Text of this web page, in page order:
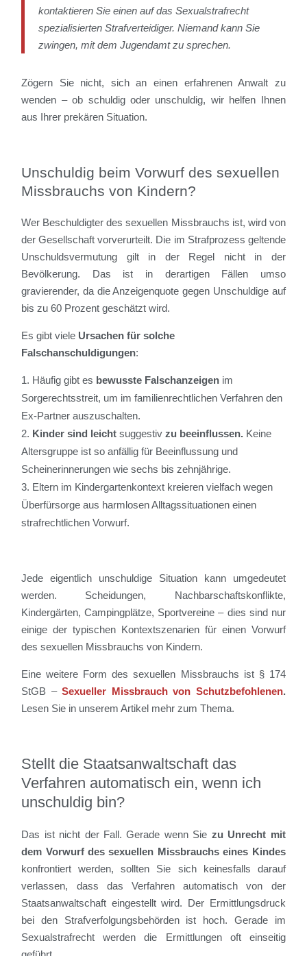
kontaktieren Sie einen auf das Sexualstrafrecht
spezialisierten Strafverteidiger. Niemand kann Sie
zwingen, mit dem Jugendamt zu sprechen.
Zögern Sie nicht, sich an einen erfahrenen Anwalt zu
wenden – ob schuldig oder unschuldig, wir helfen Ihnen
aus Ihrer prekären Situation.
Unschuldig beim Vorwurf des sexuellen
Missbrauchs von Kindern?
Wer Beschuldigter des sexuellen Missbrauchs ist, wird von
der Gesellschaft vorverurteilt. Die im Strafprozess geltende
Unschuldsvermutung gilt in der Regel nicht in der
Bevölkerung. Das ist in derartigen Fällen umso
gravierender, da die Anzeigenquote gegen Unschuldige auf
bis zu 60 Prozent geschätzt wird.
Es gibt viele Ursachen für solche
Falschanschuldigungen:
Häufig gibt es bewusste Falschanzeigen im
Sorgerechtsstreit, um im familienrechtlichen Verfahren den
Ex-Partner auszuschalten.
Kinder sind leicht suggestivzu beeinflussen. Keine
Altersgruppe ist so anfällig für Beeinflussung und
Scheinerinnerungen wie sechs bis zehnjährige.
Eltern im Kindergartenkontext kreieren vielfach wegen
Überfürsorge aus harmlosen Alltagssituationen einen
strafrechtlichen Vorwurf.
Jede eigentlich unschuldige Situation kann umgedeutet
werden. Scheidungen, Nachbarschaftskonflikte,
Kindergärten, Campingplätze, Sportvereine – dies sind nur
einige der typischen Kontextszenarien für einen Vorwurf
des sexuellen Missbrauchs von Kindern.
Eine weitere Form des sexuellen Missbrauchs ist § 174
StGB –Sexueller Missbrauch von Schutzbefohlenen.
Lesen Sie in unserem Artikel mehr zum Thema.
Stellt die Staatsanwaltschaft das
Verfahren automatisch ein, wenn ich
unschuldig bin?
Das ist nicht der Fall. Gerade wenn Sie zu Unrecht mit
dem Vorwurf des sexuellen Missbrauchs eines Kindes
konfrontiert werden, sollten Sie sich keinesfalls darauf
verlassen, dass das Verfahren automatisch von der
Staatsanwaltschaft eingestellt wird. Der Ermittlungsdruck
bei den Strafverfolgungsbehörden ist hoch. Gerade im
Sexualstrafrecht werden die Ermittlungen oft einseitig